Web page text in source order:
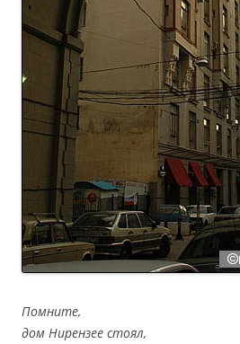
Помните,
дом Нирензее стоял,